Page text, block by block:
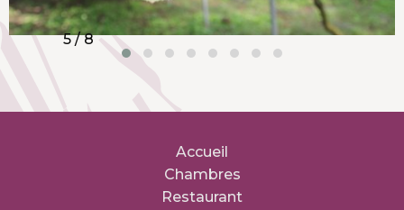
5 / 8
Accueil
Chambres
Restaurant